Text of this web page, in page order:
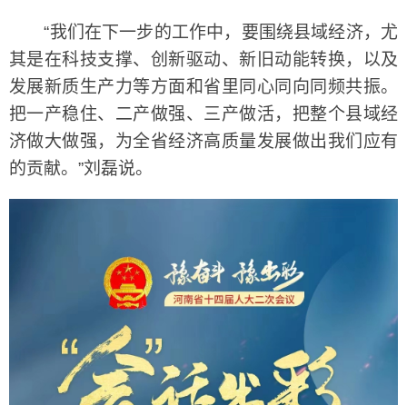
“我们在下一步的工作中，要围绕县域经济，尤
其是在科技支撑、创新驱动、新旧动能转换，以及
发展新质生产力等方面和省里同心同向同频共振。
把一产稳住、二产做强、三产做活，把整个县域经
济做大做强，为全省经济高质量发展做出我们应有
的贡献。”刘磊说。